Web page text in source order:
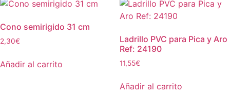
Cono semirigido 31 cm
2,30€
Añadir al carrito
Ladrillo PVC para Pica y Aro
Ref: 24190
11,55€
Añadir al carrito